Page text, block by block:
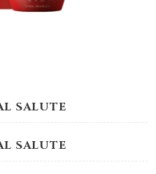
SALUTE
SALUTE